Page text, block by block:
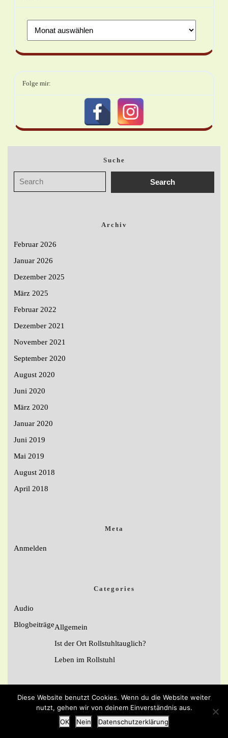
Folge mir:
Suche
Archiv
Februar 2026
Januar 2026
Dezember 2025
März 2025
Februar 2022
Dezember 2021
November 2021
September 2020
August 2020
Juni 2020
März 2020
Januar 2020
Juni 2019
Mai 2019
August 2018
April 2018
Meta
Anmelden
Categories
Audio
BlogbeiträgeAllgemein
Ist der Ort Rollstuhltauglich?
Leben im Rollstuhl
Blog WordPress ThemeBy Buywptemplate
Diese Website benutzt Cookies. Wenn du die Website weiter
nutzt, gehen wir von deinem Einverständnis aus.
OK
Nein Datenschutzerklärung